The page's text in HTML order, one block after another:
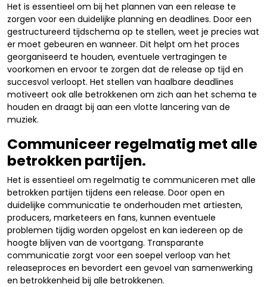
Het is essentieel om bij het plannen van een release te
zorgen voor een duidelijke planning en deadlines. Door een
gestructureerd tijdschema op te stellen, weet je precies wat
er moet gebeuren en wanneer. Dit helpt om het proces
georganiseerd te houden, eventuele vertragingen te
voorkomen en ervoor te zorgen dat de release op tijd en
succesvol verloopt. Het stellen van haalbare deadlines
motiveert ook alle betrokkenen om zich aan het schema te
houden en draagt bij aan een vlotte lancering van de
muziek.
Communiceer regelmatig met alle
betrokken partijen.
Het is essentieel om regelmatig te communiceren met alle
betrokken partijen tijdens een release. Door open en
duidelijke communicatie te onderhouden met artiesten,
producers, marketeers en fans, kunnen eventuele
problemen tijdig worden opgelost en kan iedereen op de
hoogte blijven van de voortgang. Transparante
communicatie zorgt voor een soepel verloop van het
releaseproces en bevordert een gevoel van samenwerking
en betrokkenheid bij alle betrokkenen.